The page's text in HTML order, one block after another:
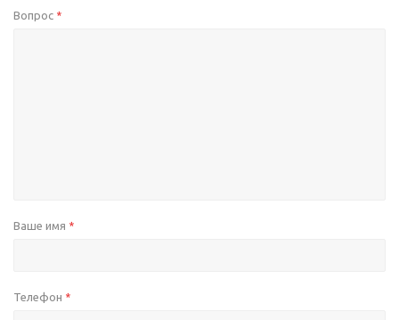
Вопрос *
Ваше имя *
Телефон *